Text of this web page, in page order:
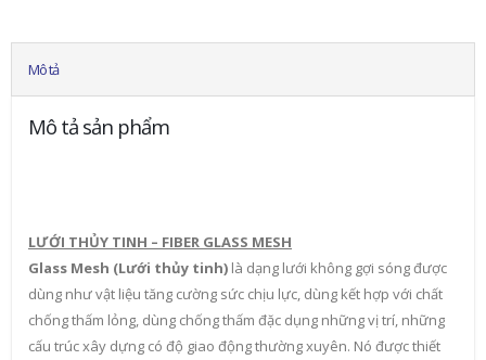
Mô tả
Mô tả sản phẩm
LƯỚI THỦY TINH – FIBER GLASS MESH
Glass Mesh (Lưới thủy tinh) là dạng lưới không gợi sóng được
dùng như vật liệu tăng cường sức chịu lực, dùng kết hợp với chất
chống thấm lỏng, dùng chống thấm đặc dụng những vị trí, những
cấu trúc xây dựng có độ giao động thường xuyên. Nó được thiết